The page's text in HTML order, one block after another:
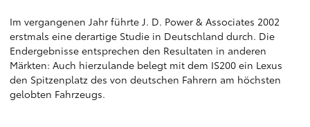
Im vergangenen Jahr führte J. D. Power & Associates 2002
erstmals eine derartige Studie in Deutschland durch. Die
Endergebnisse entsprechen den Resultaten in anderen
Märkten: Auch hierzulande belegt mit dem IS200 ein Lexus
den Spitzenplatz des von deutschen Fahrern am höchsten
gelobten Fahrzeugs.